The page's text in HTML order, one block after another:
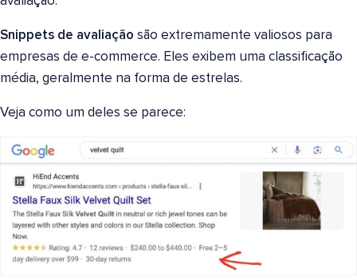
Snippets de avaliação são extremamente valiosos para
empresas de e-commerce. Eles exibem uma classificação
média, geralmente na forma de estrelas.
Veja como um deles se parece: